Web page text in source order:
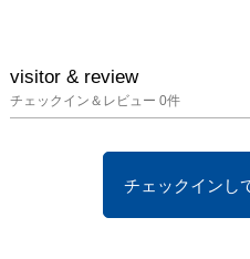
visitor & review
チェックイン＆レビュー 0件
チェックインし